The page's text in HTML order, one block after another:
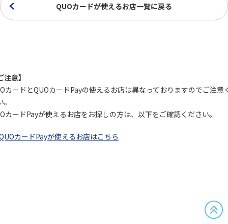
QUOカードが使えるお店一覧に戻る
注意】
カードとQUOカードPayの使えるお店は異なっておりますのでご注意
カードPayが使えるお店をお探しの方は、以下をご確認ください。
カードPayが使えるお店はこちら